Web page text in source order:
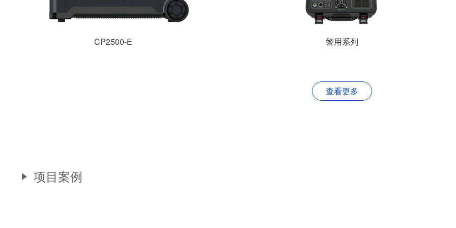
CP2500-E 警用系列
查看更多
项目案例